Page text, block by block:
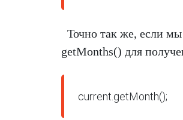
Точно так же, если
getMonths() для
current.getMonth();